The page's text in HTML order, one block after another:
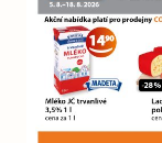
Ještě